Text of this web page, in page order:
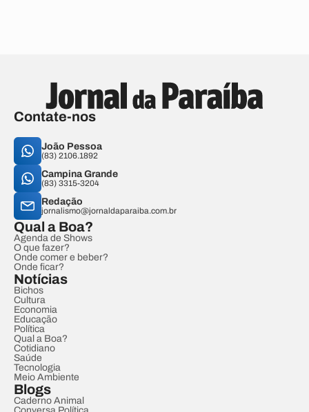
Contate-nos
João Pessoa
(83) 2106.1892
Campina Grande
(83) 3315-3204
Redação
jornalismo@jornaldaparaiba.com.br
Qual a Boa?
Agenda de Shows
O que fazer?
Onde comer e beber?
Onde ficar?
Notícias
Bichos
Cultura
Economia
Educação
Política
Qual a Boa?
Cotidiano
Saúde
Tecnologia
Meio Ambiente
Blogs
Caderno Animal